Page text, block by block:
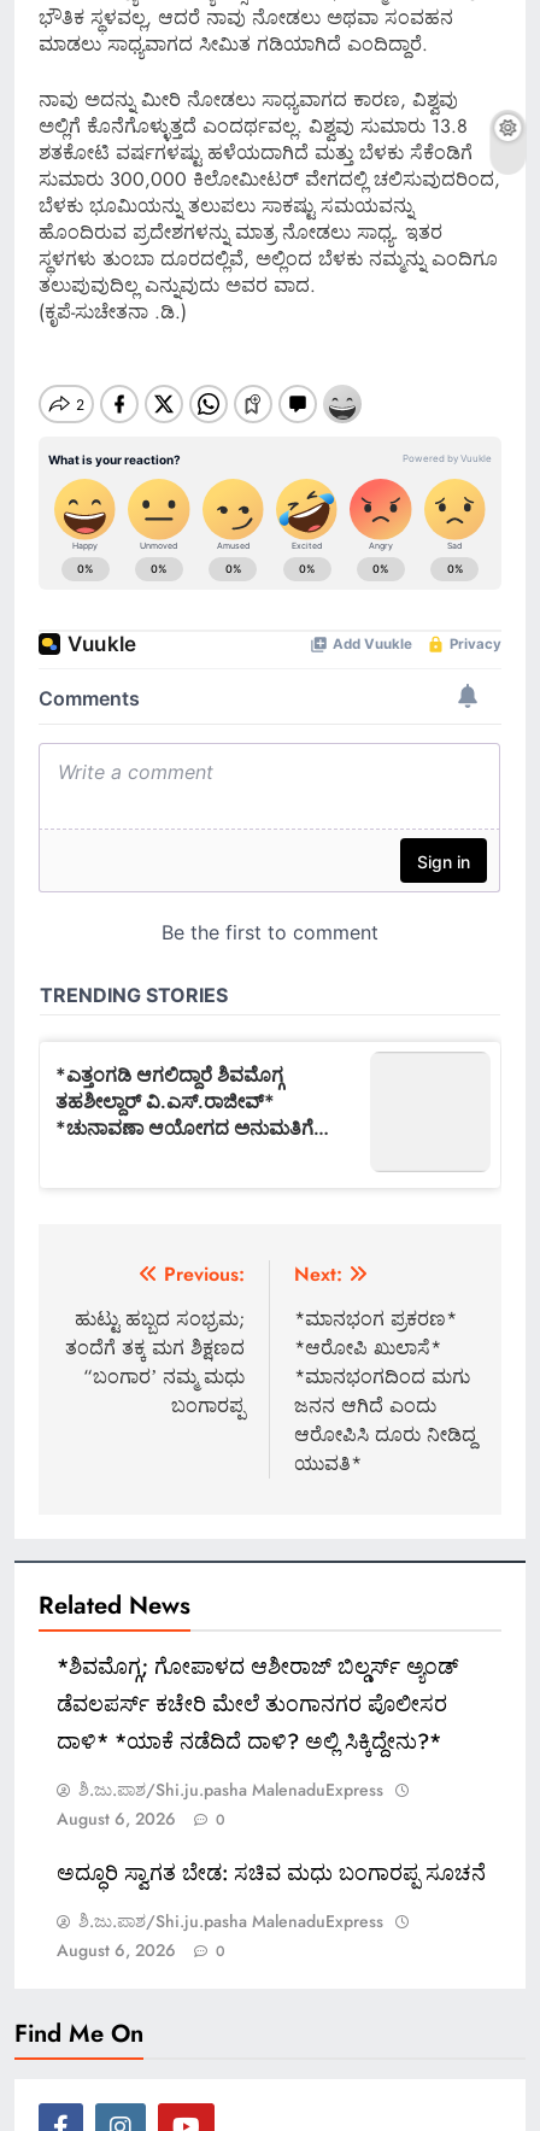
ಭೌತಿಕ ಸ್ಥಳವಲ್ಲ, ಆದರೆ ನಾವು ನೋಡಲು ಅಥವಾ ಸಂವಹನ
ಮಾಡಲು ಸಾಧ್ಯವಾಗದ ಸೀಮಿತ ಗಡಿಯಾಗಿದೆ ಎಂದಿದ್ದಾರೆ.
ನಾವು ಅದನ್ನು ಮೀರಿ ನೋಡಲು ಸಾಧ್ಯವಾಗದ ಕಾರಣ, ವಿಶ್ವವು
ಅಲ್ಲಿಗೆ ಕೊನೆಗೊಳ್ಳುತ್ತದೆ ಎಂದರ್ಥವಲ್ಲ. ವಿಶ್ವವು ಸುಮಾರು 13.8
ಶತಕೋಟಿ ವರ್ಷಗಳಷ್ಟು ಹಳೆಯದಾಗಿದೆ ಮತ್ತು ಬೆಳಕು ಸೆಕೆಂಡಿಗೆ
ಸುಮಾರು 300,000 ಕಿಲೋಮೀಟರ್ ವೇಗದಲ್ಲಿ ಚಲಿಸುವುದರಿಂದ,
ಬೆಳಕು ಭೂಮಿಯನ್ನು ತಲುಪಲು ಸಾಕಷ್ಟು ಸಮಯವನ್ನು
ಹೊಂದಿರುವ ಪ್ರದೇಶಗಳನ್ನು ಮಾತ್ರ ನೋಡಲು ಸಾಧ್ಯ. ಇತರ
ಸ್ಥಳಗಳು ತುಂಬಾ ದೂರದಲ್ಲಿವೆ, ಅಲ್ಲಿಂದ ಬೆಳಕು ನಮ್ಮನ್ನು ಎಂದಿಗೂ
ತಲುಪುವುದಿಲ್ಲ ಎನ್ನುವುದು ಅವರ ವಾದ.
(ಕೃಪೆ-ಸುಚೇತನಾ .ಡಿ.)
navigation
Previous:
ಹುಟ್ಟು ಹಬ್ಬದ ಸಂಭ್ರಮ;
ತಂದೆಗೆ ತಕ್ಕ ಮಗ ಶಿಕ್ಷಣದ
“ಬಂಗಾರʼ ನಮ್ಮ ಮಧು
ಬಂಗಾರಪ್ಪ
Next:
*ಮಾನಭಂಗ ಪ್ರಕರಣ*
*ಆರೋಪಿ ಖುಲಾಸೆ*
*ಮಾನಭಂಗದಿಂದ ಮಗು
ಜನನ ಆಗಿದೆ ಎಂದು
ಆರೋಪಿಸಿ ದೂರು ನೀಡಿದ್ದ
ಯುವತಿ*
Related News
*ಶಿವಮೊಗ್ಗ; ಗೋಪಾಳದ ಆಶೀರಾಜ್ ಬಿಲ್ಡರ್ಸ್ ಅ್ಯಂಡ್
ಡೆವಲಪರ್ಸ್ ಕಚೇರಿ ಮೇಲೆ ತುಂಗಾನಗರ ಪೊಲೀಸರ
ದಾಳಿ* *ಯಾಕೆ ನಡೆದಿದೆ ದಾಳಿ? ಅಲ್ಲಿ ಸಿಕ್ಕಿದ್ದೇನು?*
ಶಿ.ಜು.ಪಾಶ/Shi.ju.pasha MalenaduExpress
August 6, 2026
0
ಅದ್ಧೂರಿ ಸ್ವಾಗತ ಬೇಡ: ಸಚಿವ ಮಧು ಬಂಗಾರಪ್ಪ ಸೂಚನೆ
ಶಿ.ಜು.ಪಾಶ/Shi.ju.pasha MalenaduExpress
August 6, 2026
0
Find Me On